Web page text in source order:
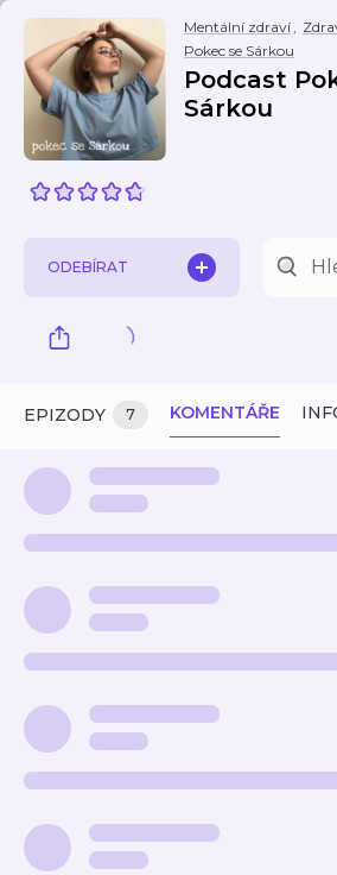
Mentální zdraví,
Pokec se Sárkou
Podcast
Sárkou
ODEBÍRAT
EPIZODY 7 KOMENTÁŘE